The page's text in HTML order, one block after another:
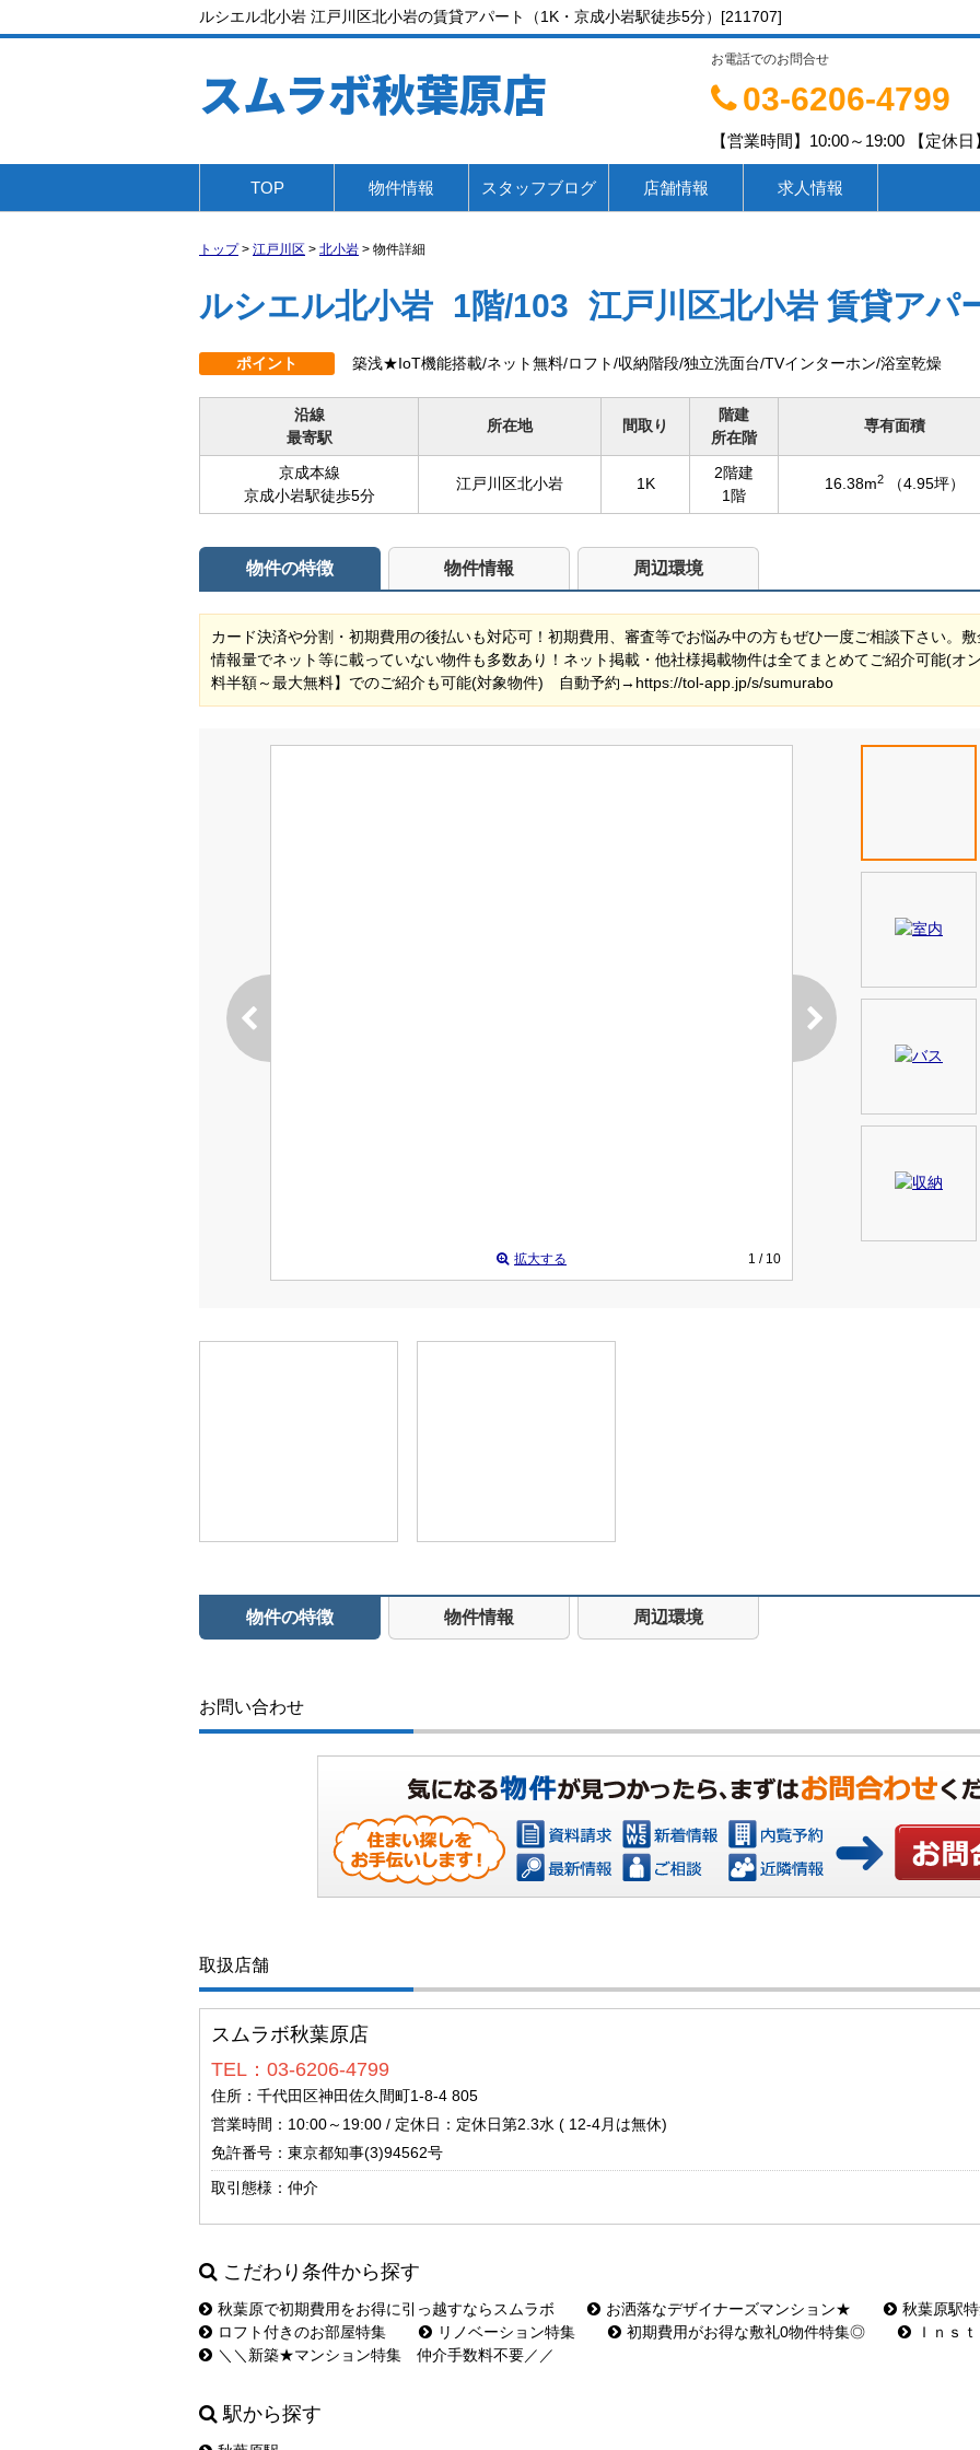
ルシエル北小岩 江戸川区北小岩の賃貸アパート（1K・京成小岩駅徒歩5分）[211707]
スムラボ秋葉原店
お電話でのお問合せ
03-6206-4799
【営業時間】10:00～19:00 【定休
TOP 物件情報 スタッフブログ 店舗情報 求人情報
トップ> 江戸川区 > 北小岩 > 物件詳細
ルシエル北小岩 1階/103 江戸川区北小岩 賃貸アパ
ポイント 築浅★IoT機能搭載/ネット無料/ロフト/収納階段/独立洗面台/TVインターホン/浴室乾燥
沿線
最寄駅
所在地 間取り
階建
所在階
専有面積
京成本線
京成小岩駅徒歩5分
江戸川区北小岩 1K
2階建
1階
16.38m2 （4.95坪）
物件の特徴 物件情報 周辺環境
カード決済や分割・初期費用の後払いも対応可！初期費用、審査等でお悩み中の方もぜひ一度ご相談下さい。
情報量でネット等に載っていない物件も多数あり！ネット掲載・他社様掲載物件は全てまとめてご紹介可能(
料半額～最大無料】でのご紹介も可能(対象物件) 自動予約→https://tol-app.jp/s/sumurabo
拡大する 1 / 10
物件の特徴 物件情報 周辺環境
お問い合わせ
取扱店舗
スムラボ秋葉原店
TEL：03-6206-4799
住所：千代田区神田佐久間町1-8-4 805
営業時間：10:00～19:00 / 定休日：定休日第2.3水 ( 12-4月は無休)
免許番号：東京都知事(3)94562号
取引態様：仲介
こだわり条件から探す
秋葉原で初期費用をお得に引っ越すならスムラボ お洒落なデザイナーズマンション★
秋葉原駅
ロフト付きのお部屋特集
リノベーション特集 初期費用がお得な敷礼0物件特集◎
Ｉｎｓ
＼＼新築★マンション特集 仲介手数料不要／／
駅から探す